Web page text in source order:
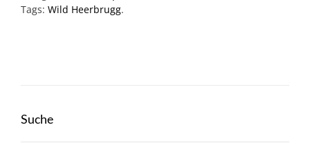
Tags: Wild Heerbrugg.
Suche